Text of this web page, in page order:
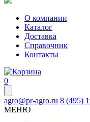
О компании
Каталог
Доставка
Справочник
Контакты
0
agro@pr-agro.ru 8 (495)
МЕНЮ